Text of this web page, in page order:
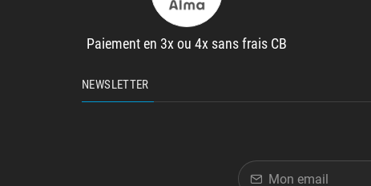
Paiement en 3x ou 4x sans frais CB
NEWSLETTER